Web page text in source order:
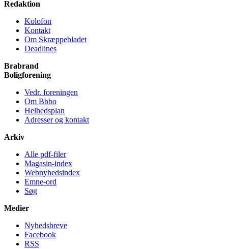
Redaktion
Kolofon
Kontakt
Om Skræppe­bladet
Deadlines
Brabrand
Bolig­forening
Vedr. foreningen
Om Bbbo
Helheds­plan
Adresser og kontakt
Arkiv
Alle pdf-filer
Magasin-index
Webnyhedsindex
Emne-ord
Søg
Medier
Nyheds­breve
Facebook
RSS